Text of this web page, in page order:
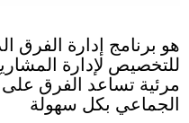
هو برنامج إدارة الفرق
للتخصيص لإدارة
مرئية تساعد الفرق
الجماعي بكل سهولة